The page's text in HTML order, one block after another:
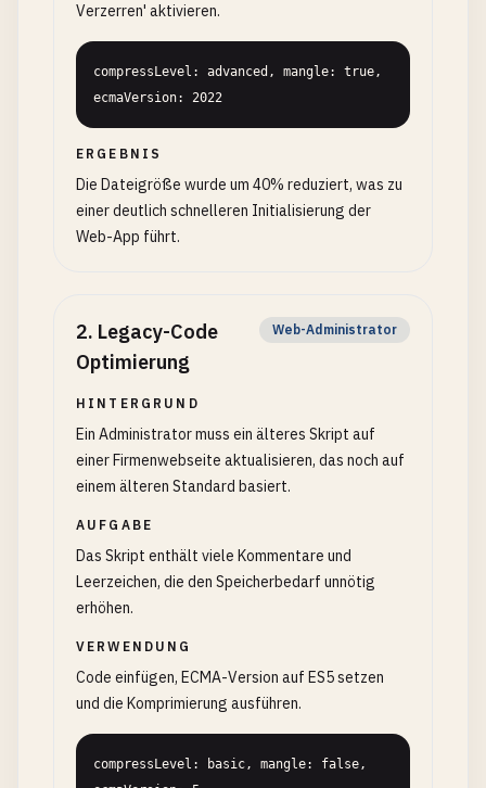
Verzerren' aktivieren.
compressLevel: advanced, mangle: true,
ecmaVersion: 2022
ERGEBNIS
Die Dateigröße wurde um 40% reduziert, was zu
einer deutlich schnelleren Initialisierung der
Web-App führt.
2. Legacy-Code
Optimierung
Web-Administrator
HINTERGRUND
Ein Administrator muss ein älteres Skript auf
einer Firmenwebseite aktualisieren, das noch auf
einem älteren Standard basiert.
AUFGABE
Das Skript enthält viele Kommentare und
Leerzeichen, die den Speicherbedarf unnötig
erhöhen.
VERWENDUNG
Code einfügen, ECMA-Version auf ES5 setzen
und die Komprimierung ausführen.
compressLevel: basic, mangle: false,